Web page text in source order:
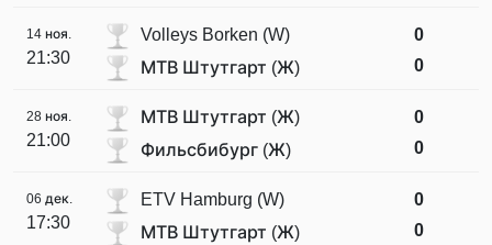
14 ноя.
21:30
Volleys Borken (W)
МТВ Штутгарт (Ж)
0
0
28 ноя.
21:00
МТВ Штутгарт (Ж)
Фильсбибург (Ж)
0
0
06 дек.
17:30
ETV Hamburg (W)
МТВ Штутгарт (Ж)
0
0